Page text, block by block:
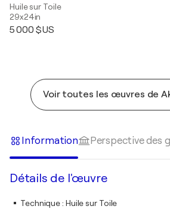
Huile sur Toile
29x24in
5 000 $US
Voir toutes les œuvres de
Information Perspective des
Détails de l'œuvre
Technique: Huile sur Toile